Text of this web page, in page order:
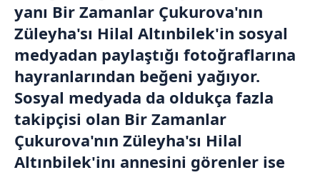
yanı Bir Zamanlar Çukurova'nın
Züleyha'sı Hilal Altınbilek'in sosyal
medyadan paylaştığı fotoğraflarına
hayranlarından beğeni yağıyor.
Sosyal medyada da oldukça fazla
takipçisi olan Bir Zamanlar
Çukurova'nın Züleyha'sı Hilal
Altınbilek'inı annesini görenler ise